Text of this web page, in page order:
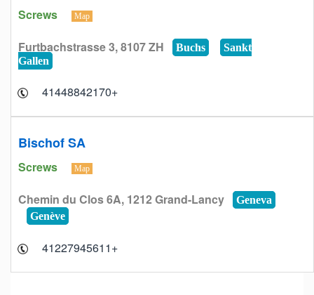
Screws Map
Furtbachstrasse 3, 8107 ZH Buchs
Sankt
Gallen
+41448842170
Bischof SA
Screws Map
Chemin du Clos 6A, 1212 Grand-Lancy
Geneva
Genève
+41227945611